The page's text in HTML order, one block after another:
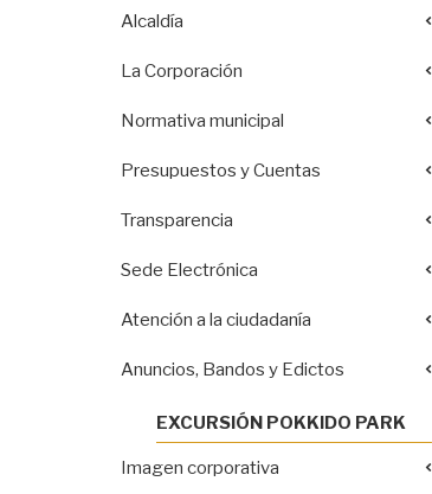
Alcaldía
La Corporación
Normativa municipal
Presupuestos y Cuentas
Transparencia
Sede Electrónica
Atención a la ciudadanía
Anuncios, Bandos y Edictos
EXCURSIÓN POKKIDO PARK
Imagen corporativa